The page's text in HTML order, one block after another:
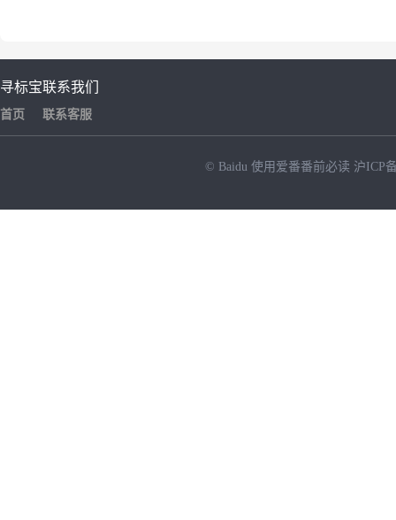
寻标宝
首页
联系我们
联系客服
© Baidu 使用爱番番前必读 沪ICP